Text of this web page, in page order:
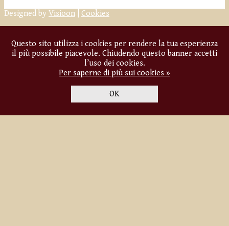
Designed by Visioon Cookies
Questo sito utilizza i cookies per rendere la tua esperienza
il più possibile piacevole. Chiudendo questo banner accetti
l’uso dei cookies.
Per saperne di più sui cookies »
OK